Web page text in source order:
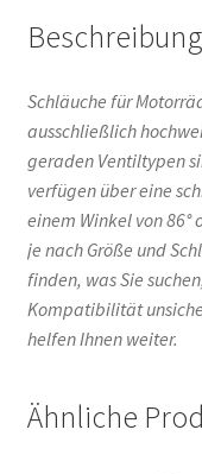
Menge
Beschreibung
Schläuche für
ausschließlich
geraden Ventiltypen
verfügen über eine
einem Winkel von 86°
je nach Größe und
finden, was Sie
Kompatibilität
helfen Ihnen weiter.
Ähnliche